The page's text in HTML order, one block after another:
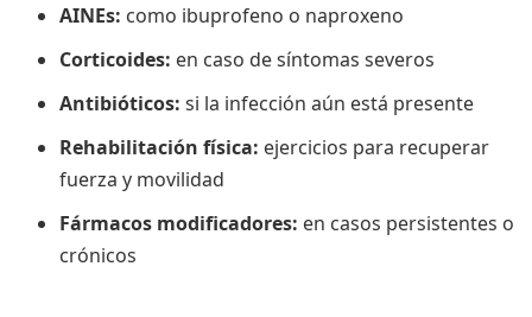
AINEs: como ibuprofeno o naproxeno
Corticoides: en caso de síntomas severos
Antibióticos: si la infección aún está presente
Rehabilitación física: ejercicios para recuperar
fuerza y movilidad
Fármacos modificadores: en casos persistentes o
crónicos